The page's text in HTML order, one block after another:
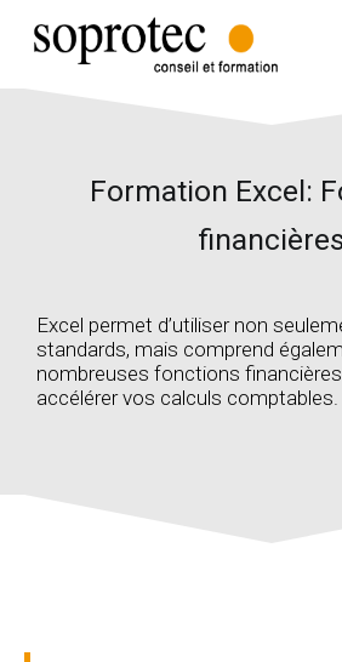
INFORMATIQUE
COMMUNICATION
Formation Excel:
Excel permet d’utiliser non
standards, mais comprend
nombreuses fonctions
accélérer vos calculs comptables.